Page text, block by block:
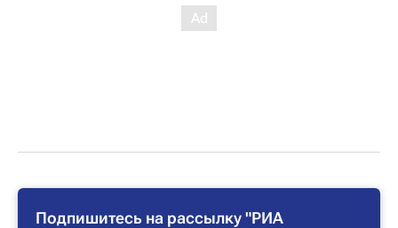
Подпишитесь на рассылку "РИА